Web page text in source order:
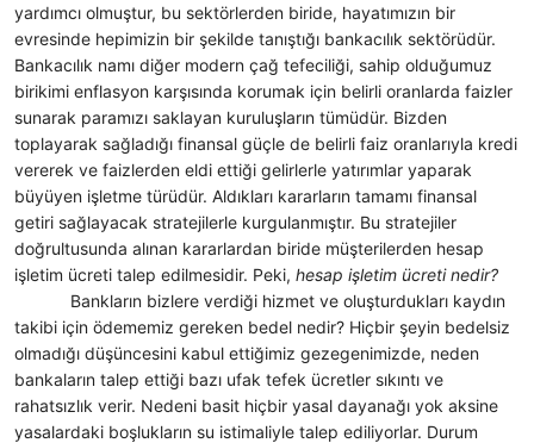
yardımcı olmuştur, bu sektörlerden biride, hayatımızın bir
evresinde hepimizin bir şekilde tanıştığı bankacılık sektörüdür.
Bankacılık namı diğer modern çağ tefeciliği, sahip olduğumuz
birikimi enflasyon karşısında korumak için belirli oranlarda faizler
sunarak paramızı saklayan kuruluşların tümüdür. Bizden
toplayarak sağladığı finansal güçle de belirli faiz oranlarıyla kredi
vererek ve faizlerden eldi ettiği gelirlerle yatırımlar yaparak
büyüyen işletme türüdür. Aldıkları kararların tamamı finansal
getiri sağlayacak stratejilerle kurgulanmıştır. Bu stratejiler
doğrultusunda alınan kararlardan biride müşterilerden hesap
işletim ücreti talep edilmesidir. Peki, hesap işletim ücreti nedir?
Bankların bizlere verdiği hizmet ve oluşturdukları kaydın
takibi için ödememiz gereken bedel nedir? Hiçbir şeyin bedelsiz
olmadığı düşüncesini kabul ettiğimiz gezegenimizde, neden
bankaların talep ettiği bazı ufak tefek ücretler sıkıntı ve
rahatsızlık verir. Nedeni basit hiçbir yasal dayanağı yok aksine
yasalardaki boşlukların su istimaliyle talep ediliyorlar. Durum